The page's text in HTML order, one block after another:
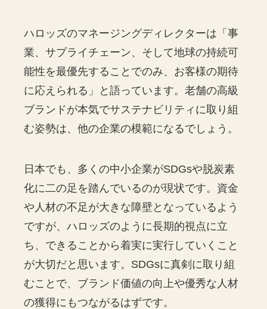
ハロッズのマネージングディレクターは「事
業、サプライチェーン、そして地球の持続可
能性を最優先することでのみ、お客様の期待
に応えられる」と語っています。老舗の高級
ブランドが本気でサステナビリティに取り組
む姿勢は、他の企業の模範になるでしょう。
日本でも、多くの中小企業がSDGsや脱炭素
化に二の足を踏んでいるのが現状です。資金
や人材の不足が大きな障壁となっているよう
ですが、ハロッズのように長期的視点に立
ち、できることから着実に実行していくこと
が大切だと思います。SDGsに真剣に取り組
むことで、ブランド価値の向上や優秀な人材
の獲得にもつながるはずです。